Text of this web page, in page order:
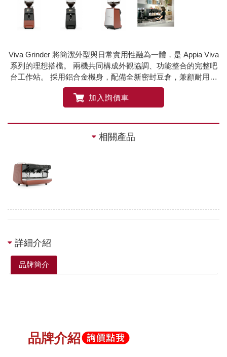
Viva Grinder 將簡潔外型與日常實用性融為一體，是 Appia Viva
系列的理想搭檔。 兩機共同構成外觀協調、功能整合的完整吧
台工作站。 採用鋁合金機身，配備全新密封豆倉，兼顧耐用性
與保鮮效果，適合各種中高產量專業場所。
加入詢價車
相關產品
詳細介紹
品牌簡介
品牌介紹